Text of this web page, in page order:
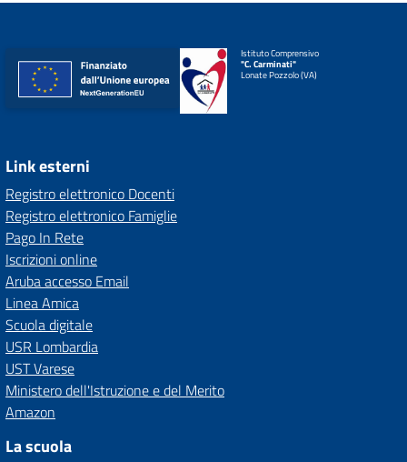
Istituto Comprensivo
"C. Carminati"
Lonate Pozzolo (VA)
Link esterni
Registro elettronico Docenti
Registro elettronico Famiglie
Pago In Rete
Iscrizioni online
Aruba accesso Email
Linea Amica
Scuola digitale
USR Lombardia
UST Varese
Ministero dell'Istruzione e del Merito
Amazon
La scuola